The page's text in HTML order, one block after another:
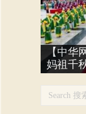
【中华
妈祖千
巴黎举
2026
【新华
【新华
【法国
节华人
妈祖圣
蔡平配
Artistes
庆祝蔡
ans” du CAI
巴黎福
蛇年春
巴黎福
华“炸街
Nouvel An
蔡平配
Exposition
蔡平配